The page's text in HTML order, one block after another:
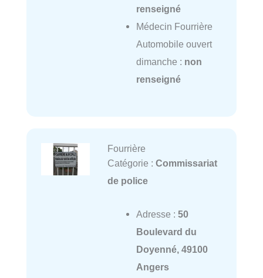
renseigné
Médecin Fourrière
Automobile ouvert
dimanche : non
renseigné
Fourrière
Catégorie : Commissariat
de police
Adresse : 50
Boulevard du
Doyenné, 49100
Angers